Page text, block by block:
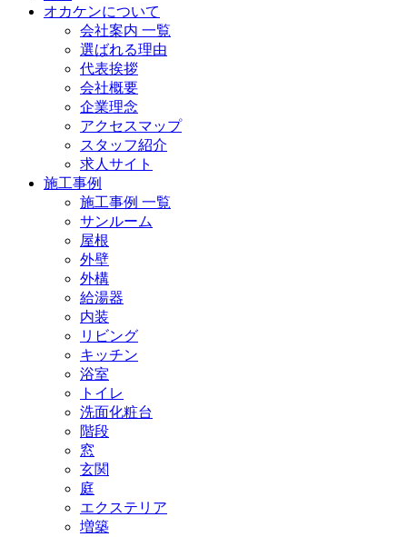
オカケンについて
会社案内 一覧
選ばれる理由
代表挨拶
会社概要
企業理念
アクセスマップ
スタッフ紹介
求人サイト
施工事例
施工事例 一覧
サンルーム
屋根
外壁
外構
給湯器
内装
リビング
キッチン
浴室
トイレ
洗面化粧台
階段
窓
玄関
庭
エクステリア
増築